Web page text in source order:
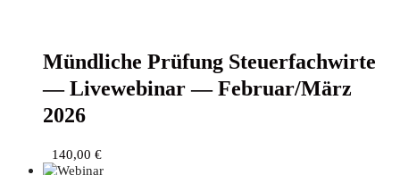
Münd­li­che Prü­fung Steu­er­fach­wir­te
— Live­web­i­nar — Februar/März
2026
140,00 €